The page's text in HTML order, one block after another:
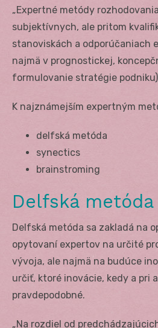
„Expertné metódy
subjektívnych, ale pritom
stanoviskách a odporúčaniach
najmä v prognostickej,
formulovanie stratégie
K najznámejším expertným
delfská metóda
synectics
brainstroming
Delfská metóda
Delfská metóda sa zakladá na
opytovaní expertov na určité
vývoja, ale najmä na budúce
určiť, ktoré inovácie, kedy a pri
pravdepodobné.
„Na rozdiel od